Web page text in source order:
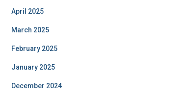
April 2025
March 2025
February 2025
January 2025
December 2024